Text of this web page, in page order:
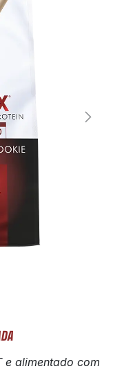
e alimentado com